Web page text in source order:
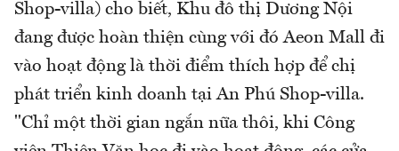
Shop-villa) cho biết, Khu đô thị Dương Nội
đang được hoàn thiện cùng với đó Aeon Mall đi
vào hoạt động là thời điểm thích hợp để chị
phát triển kinh doanh tại An Phú Shop-villa.
"Chỉ một thời gian ngắn nữa thôi, khi Công